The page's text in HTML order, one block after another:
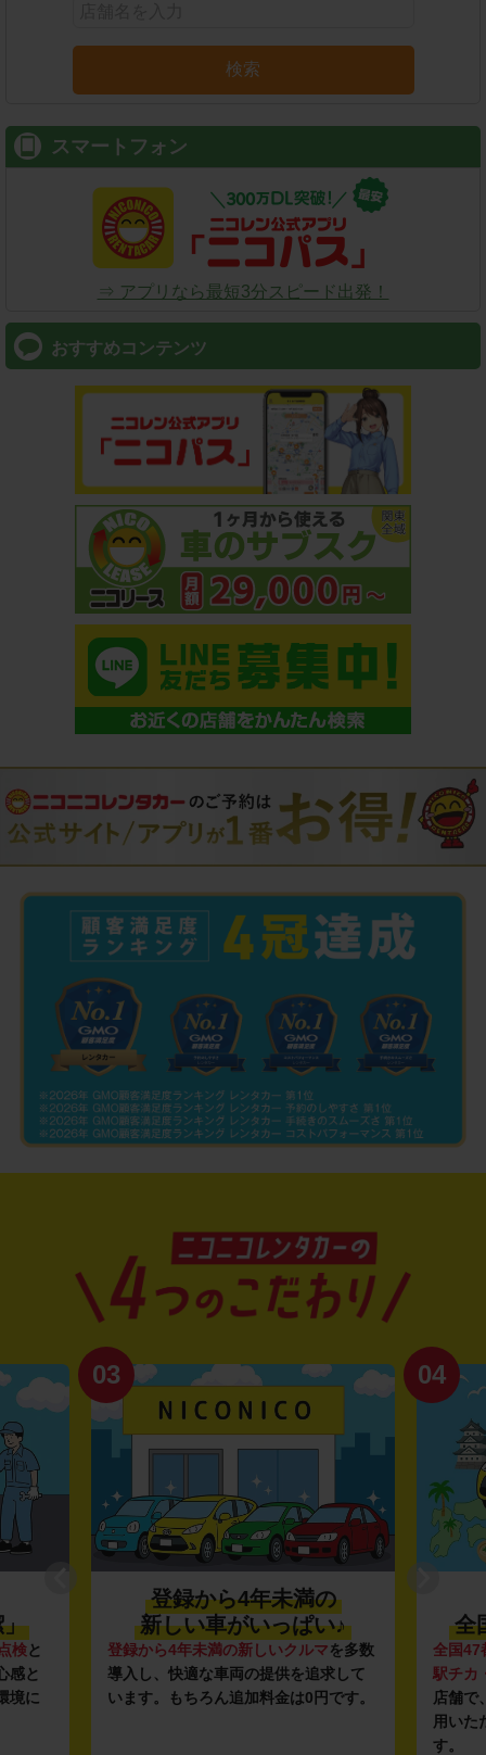
検索
スマートフォン
⇒ アプリなら最短3分スピード出発！
おすすめコンテンツ
」
検と
感と
境に
03
登録から4年未満の
新しい車がいっぱい♪
登録から4年未満の新しいクルマを多数
導入し、快適な車両の提供を追求して
います。もちろん追加料金は0円です。
04
全
全国47
駅チカ
店舗で
用いた
す。